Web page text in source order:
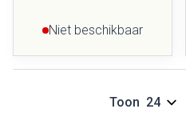
Niet beschikbaar
Toon